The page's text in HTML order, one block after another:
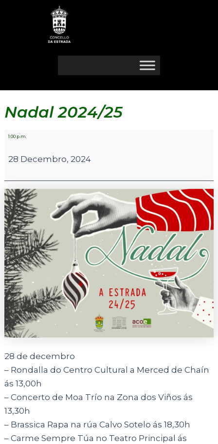
Nadal 2024/25
1:00 p.m.
28 Decembro, 2024
28 de decembro
– Rondalla do Centro Cultural a Merced de Chaín
ás 13,00h
– Concerto de Moa Trío na Zona dos Viños ás
13,30h
– Brassica Rapa na rúa Calvo Sotelo ás 18,30h
– Carme Sempre Túa no Teatro Principal ás